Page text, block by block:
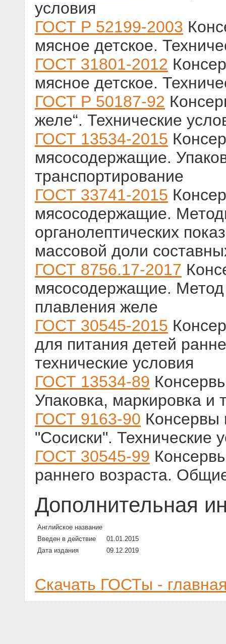
условия
ГОСТ Р 52199-2003
мясное детское.
ГОСТ 31801-2012
мясное детское.
ГОСТ Р 50187-92
желе“. Технические
ГОСТ 13534-2015
мясосодержащие.
транспортирование
ГОСТ 33741-2015
мясосодержащие.
органолептических
массовой доли
ГОСТ 8756.17-2017
мясосодержащие.
плавления желе
ГОСТ 30545-2015
для питания детей
технические условия
ГОСТ 13534-89
Упаковка, маркировка и
ГОСТ 9163-90 Консервы
"Сосиски". Технические
ГОСТ 30545-99
раннего возраста.
Дополнительная
Английское название
Введен в действие
01.01.2015
Дата издания
09.12.2019
Скачать ГОСТы -